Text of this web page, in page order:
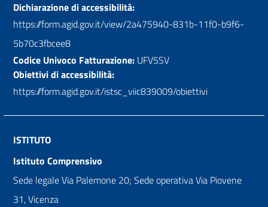
Dichiarazione di accessibilità:
https://form.agid.gov.it/view/2a475940-831b-11f0-b9f6-
5b70c3fbcee8
Codice Univoco Fatturazione: UFV5SV
Obiettivi di accessibilità:
https://form.agid.gov.it/istsc_viic839009/obiettivi
ISTITUTO
Istituto Comprensivo
Sede legale Via Palemone 20; Sede operativa Via Piovene
31, Vicenza